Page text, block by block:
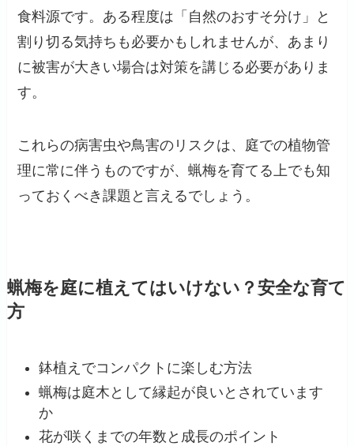
食料源です。ある程度は「自然のおすそ分け」と
割り切る気持ちも必要かもしれませんが、あまり
に被害が大きい場合は対策を講じる必要がありま
す。
これらの病害虫や鳥害のリスクは、庭での植物管
理に常に伴うものですが、蝋梅を育てる上でも知
っておくべき課題と言えるでしょう。
蝋梅を庭に植えてはいけない？安全な育て
方
鉢植えでコンパクトに楽しむ方法
蝋梅は庭木として縁起が良いとされています
か
花が咲くまでの年数と成長のポイント